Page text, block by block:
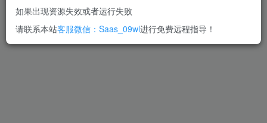
如果出现资源失效或者运行失败
请联系本站客服微信：Saas_09wl进行免费远程指导！